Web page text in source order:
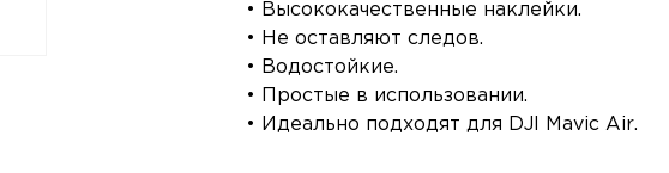
• Высококачественные наклейки.
• Не оставляют следов.
• Водостойкие.
• Простые в использовании.
• Идеально подходят для DJI Mavic Air.